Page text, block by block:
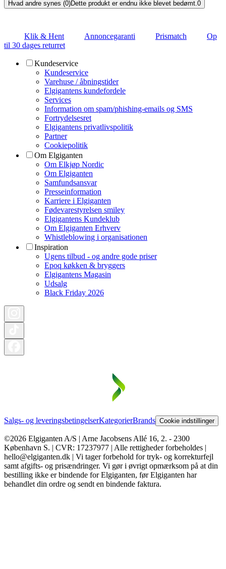
Hvad andre synes (0)Dette produkt er endnu ikke blevet bedømt.0
Klik & Hent Annoncegaranti Prismatch
Op
til 30 dages returret
Kundeservice
Kundeservice
Varehuse / åbningstider
Elgigantens kundefordele
Services
Information om spam/phishing-emails og SMS
Fortrydelsesret
Elgigantens privatlivspolitik
Partner
Cookiepolitik
Om Elgiganten
Om Elkjøp Nordic
Om Elgiganten
Samfundsansvar
Presseinformation
Karriere i Elgiganten
Fødevarestyrelsen smiley
Elgigantens Kundeklub
Om Elgiganten Erhverv
Whistleblowing i organisationen
Inspiration
Ugens tilbud - og andre gode priser
Epoq køkken & bryggers
Elgigantens Magasin
Udsalg
Black Friday 2026
Salgs- og leveringsbetingelserKategorierBrands Cookie indstillinger
©2026 Elgiganten A/S | Arne Jacobsens Allé 16, 2. - 2300
København S. | CVR: 17237977 | Alle rettigheder forbeholdes |
hello@elgiganten.dk | Vi tager forbehold for tryk- og korrekturfejl
samt afgifts- og prisændringer. Vi gør i øvrigt opmærksom på at din
bestilling ikke er bindende for Elgiganten, før Elgiganten har
behandlet din ordre og sendt en bindende faktura.